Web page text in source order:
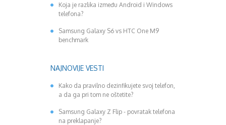
Koja je razlika između Android i Windows
telefona?
Samsung Galaxy S6 vs HTC One M9
benchmark
NAJNOVIJE VESTI
Kako da pravilno dezinfikujete svoj telefon,
a da ga pri tom ne oštetite?
Samsung Galaxy Z Flip - povratak telefona
na preklapanje?